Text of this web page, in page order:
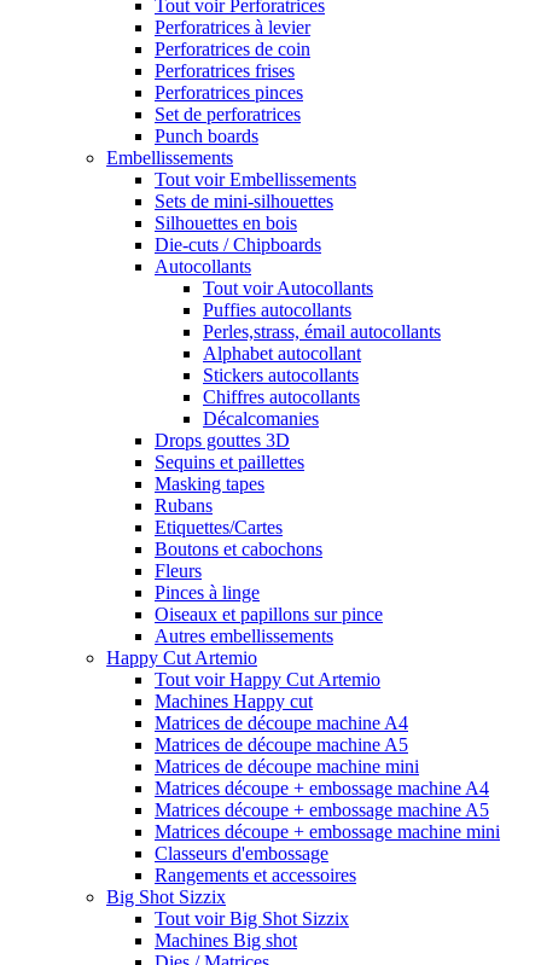
Tout voir Perforatrices
Perforatrices à levier
Perforatrices de coin
Perforatrices frises
Perforatrices pinces
Set de perforatrices
Punch boards
Embellissements
Tout voir Embellissements
Sets de mini-silhouettes
Silhouettes en bois
Die-cuts / Chipboards
Autocollants
Tout voir Autocollants
Puffies autocollants
Perles,strass, émail autocollants
Alphabet autocollant
Stickers autocollants
Chiffres autocollants
Décalcomanies
Drops gouttes 3D
Sequins et paillettes
Masking tapes
Rubans
Etiquettes/Cartes
Boutons et cabochons
Fleurs
Pinces à linge
Oiseaux et papillons sur pince
Autres embellissements
Happy Cut Artemio
Tout voir Happy Cut Artemio
Machines Happy cut
Matrices de découpe machine A4
Matrices de découpe machine A5
Matrices de découpe machine mini
Matrices découpe + embossage machine A4
Matrices découpe + embossage machine A5
Matrices découpe + embossage machine mini
Classeurs d'embossage
Rangements et accessoires
Big Shot Sizzix
Tout voir Big Shot Sizzix
Machines Big shot